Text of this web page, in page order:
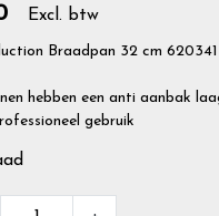
Excl. btw
Braadpan 32 cm 620341
hebben een anti aanbak
gebruik